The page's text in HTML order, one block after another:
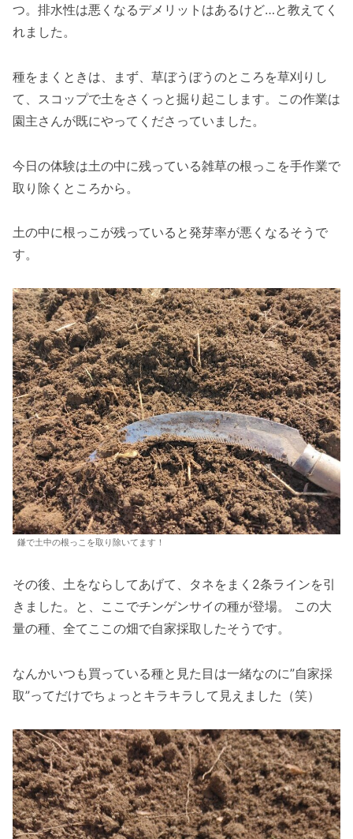
つ。排水性は悪くなるデメリットはあるけど…と教えてく
れました。
種をまくときは、まず、草ぼうぼうのところを草刈りし
て、スコップで土をさくっと掘り起こします。この作業は
園主さんが既にやってくださっていました。
今日の体験は土の中に残っている雑草の根っこを手作業で
取り除くところから。
土の中に根っこが残っていると発芽率が悪くなるそうで
す。
鎌で土中の根っこを取り除いてます！
その後、土をならしてあげて、タネをまく2条ラインを引
きました。と、ここでチンゲンサイの種が登場。 この大
量の種、全てここの畑で自家採取したそうです。
なんかいつも買っている種と見た目は一緒なのに”自家採
取”ってだけでちょっとキラキラして見えました（笑）